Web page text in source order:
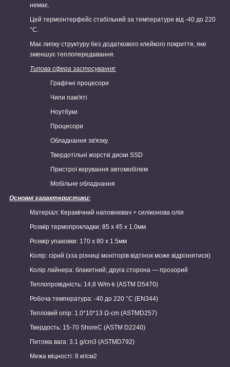
немає.
Цей термоінтерфейс стабільний за температури від -40 до 220
°C.
Має липку структуру без додаткового клейкого покриття, яке
зменшує теплопередавання.
Типова сфера застосування:
Графічні процесори
Чипи пам'яті
Ноутбуки
Процесори
Обладнання зв'язку.
Твердотільні жорсткі диски SSD
Пристрої керування автомобілем
Мобільне обладнання
Основні характеристики:
Матеріал: Керамічний наповнювач + силіконова олія
Розмір термопрокладки: 85 х 45 х 1.0мм
Розмір упаковки: 170 х 80 х 1.5мм
Колір: сірий (зза різниці моніторів відтінок може відрізнятися)
Колір лайнера: блакитний; друга сторона — прозорий
Теплопровідність: 14,8 W/m-k (ASTM D5470)
Робоча температура: -40 до 220 °C (EN344)
Тепловий опір: 1.0*10*13 Ω-cm (ASTMD257)
Твердость: 15-70 ShoreC (ASTM D2240)
Питома вага: 3.1 g/cm3 (ASTMD792)
Межа міцності: 8 кг/см2